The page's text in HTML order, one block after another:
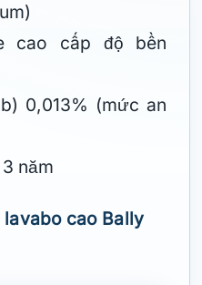
cao cấp độ bền
0,013% (mức an
năm
cao Bally